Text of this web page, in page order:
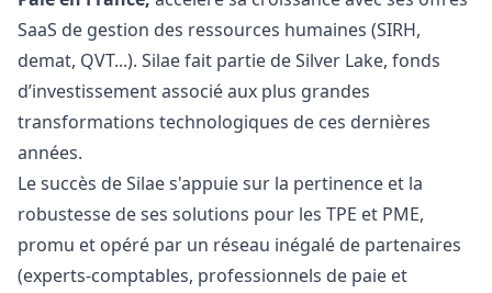
SaaS de gestion des ressources humaines (SIRH,
demat, QVT...). Silae fait partie de Silver Lake, fonds
d’investissement associé aux plus grandes
transformations technologiques de ces dernières
années.
Le succès de Silae s'appuie sur la pertinence et la
robustesse de ses solutions pour les TPE et PME,
promu et opéré par un réseau inégalé de partenaires
(experts-comptables, professionnels de paie et